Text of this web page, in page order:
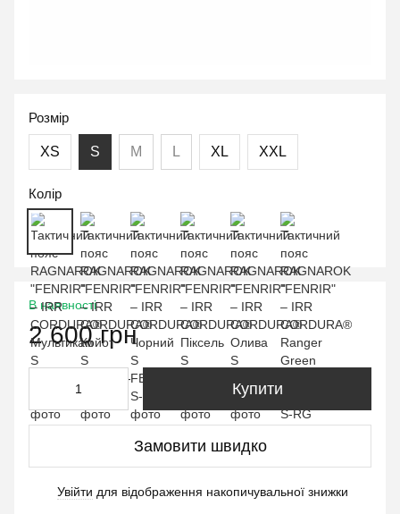
Розмір
XS S M L XL XXL
Колір
В наявності
2 600 грн
Купити
Замовити швидко
Увійти для відображення накопичувальної знижки